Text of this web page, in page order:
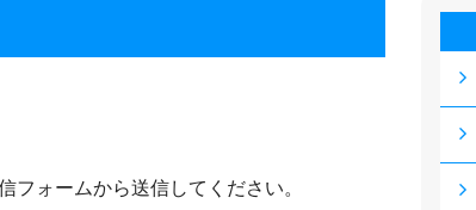
ォームから送信してください。